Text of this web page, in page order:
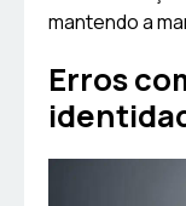
mantendo a
Erros